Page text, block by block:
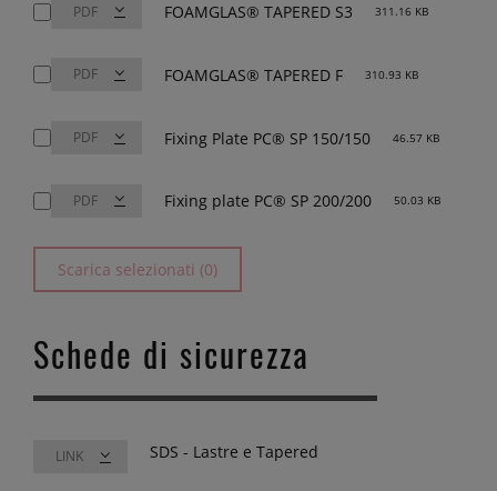
FOAMGLAS® TAPERED S3 311.16 KB
FOAMGLAS® TAPERED F 310.93 KB
Fixing Plate PC® SP 150/150 46.57 KB
Fixing plate PC® SP 200/200 50.03 KB
Scarica selezionati (0)
Schede di sicurezza
LINK SDS - Lastre e Tapered